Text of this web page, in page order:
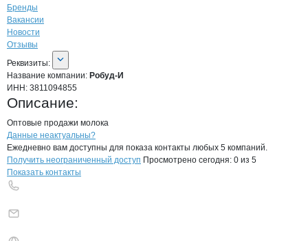
Бренды
Вакансии
Новости
Отзывы
О компании
Реквизиты
Реквизиты:
Название компании: Робуд-И
ИНН: 3811094855
Описание:
Оптовые продажи молока
Контактыкомпании
+7(800)000-00-..
Данные неактуальны?
Ежедневно вам доступны для показа контакты любых 5 компаний.
Получить неограниченный доступ Просмотрено сегодня: 0 из 5
Показать контакты